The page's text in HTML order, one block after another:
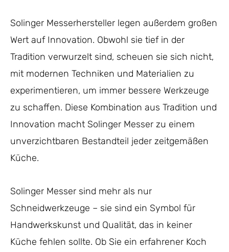
Solinger Messerhersteller legen außerdem großen
Wert auf Innovation. Obwohl sie tief in der
Tradition verwurzelt sind, scheuen sie sich nicht,
mit modernen Techniken und Materialien zu
experimentieren, um immer bessere Werkzeuge
zu schaffen. Diese Kombination aus Tradition und
Innovation macht Solinger Messer zu einem
unverzichtbaren Bestandteil jeder zeitgemäßen
Küche.
Solinger Messer sind mehr als nur
Schneidwerkzeuge – sie sind ein Symbol für
Handwerkskunst und Qualität, das in keiner
Küche fehlen sollte. Ob Sie ein erfahrener Koch